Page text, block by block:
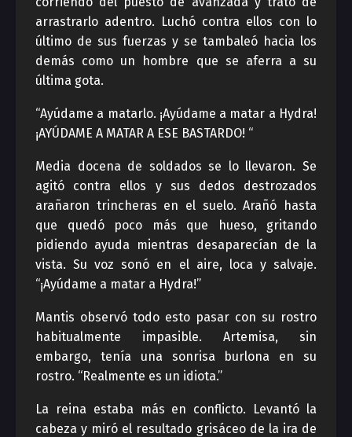
arrastrarlo adentro. Luchó contra ellos con lo
último de sus fuerzas y se tambaleó hacia los
demás como un hombre que se aferra a su
última gota.
“Ayúdame a matarlo. ¡Ayúdame a matar a Hydra!
¡AYÚDAME A MATAR A ESE BASTARDO! “
Media docena de soldados se lo llevaron. Se
agitó contra ellos y sus dedos destrozados
arañaron trincheras en el suelo. Arañó hasta
que quedó poco más que hueso, gritando
pidiendo ayuda mientras desaparecían de la
vista. Su voz sonó en el aire, loca y salvaje.
“¡Ayúdame a matar a Hydra!”
Mantis observó todo esto pasar con su rostro
habitualmente impasible. Artemisa, sin
embargo, tenía una sonrisa burlona en su
rostro. “Realmente es un idiota.”
La reina estaba más en conflicto. Levantó la
cabeza y miró el resultado grisáceo de la ira de